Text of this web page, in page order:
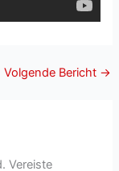
Volgende Bericht →
Vereiste